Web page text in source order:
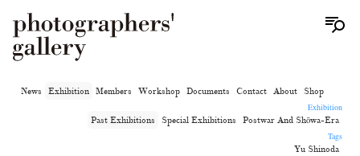
News Exhibition Members Workshop Documents Contact About
Shop
Exhibition
Past Exhibitions
Special Exhibitions
Postwar And Shōwa-Era
Tags
Yu Shinoda